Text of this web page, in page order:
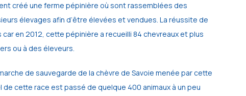
créé une ferme pépinière où sont rassemblées des
élevages afin d’être élevées et vendues. La réussite de
en 2012, cette pépinière a recueilli 84 chevreaux et plus
ou à des éleveurs.
de sauvegarde de la chèvre de Savoie menée par cette
cette race est passé de quelque 400 animaux à un peu